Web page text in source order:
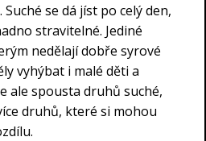
se dá jíst po celý den,
stravitelné. Jediné
nedělají dobře syrové
vyhýbat i malé děti a
ale spousta druhů suché,
druhů, které si mohou